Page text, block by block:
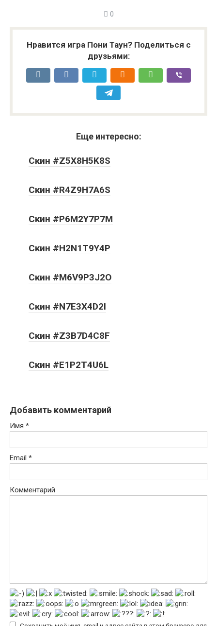
0
Нравится игра Пони Таун? Поделиться с
друзьями:
Еще интересно:
Скин #Z5X8H5K8S
Скин #R4Z9H7A6S
Скин #P6M2Y7P7M
Скин #H2N1T9Y4P
Скин #M6V9P3J2O
Скин #N7E3X4D2I
Скин #Z3B7D4C8F
Скин #E1P2T4U6L
Добавить комментарий
Имя *
Email *
Комментарий